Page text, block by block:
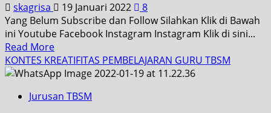
skagrisa 19 Januari 2022
8
Yang Belum Subscribe dan Follow Silahkan Klik di Bawah
ini Youtube Facebook Instagram Instagram Klik di sini...
Read More
KONTES KREATIFITAS PEMBELAJARAN GURU TBSM
Jurusan TBSM